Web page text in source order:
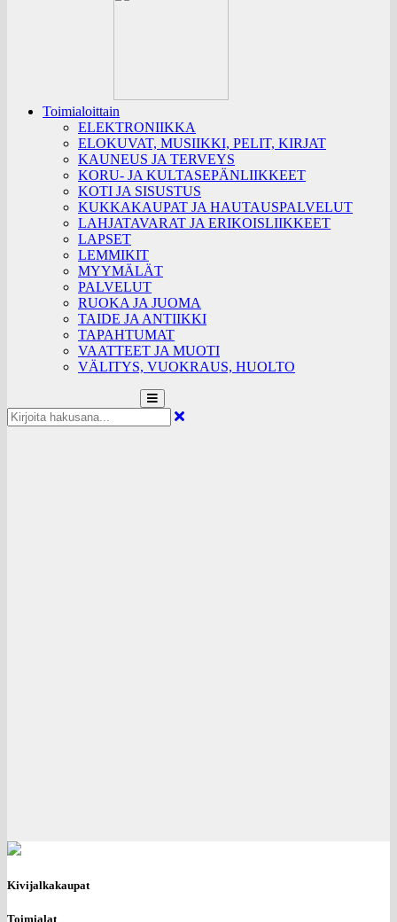
Toimialoittain
ELEKTRONIIKKA
ELOKUVAT, MUSIIKKI, PELIT, KIRJAT
KAUNEUS JA TERVEYS
KORU- JA KULTASEPÄNLIIKKEET
KOTI JA SISUSTUS
KUKKAKAUPAT JA HAUTAUSPALVELUT
LAHJATAVARAT JA ERIKOISLIIKKEET
LAPSET
LEMMIKIT
MYYMÄLÄT
PALVELUT
RUOKA JA JUOMA
TAIDE JA ANTIIKKI
TAPAHTUMAT
VAATTEET JA MUOTI
VÄLITYS, VUOKRAUS, HUOLTO
Kivijalkakaupat
Toimialat